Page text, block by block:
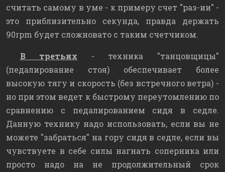
считать самому в уме - к примеру счет "раз-ии" -
это приблизительно секунда, правда держать
90rpm будет сложновато с таким счетчиком.
В третьих - техника "танцовщицы"
(педалирование стоя) обеспечивает более
высокую тягу и скорость (без встречного ветра) -
но при этом ведет к быстрому переутомлению по
сравнению с педалированием сидя в седле.
Данную технику надо использовать, если вы не
можете "забраться" на гору сидя в седле, если вы
чувствуете в себе силы нагнать соперника или
просто надо на не продолжительный срок